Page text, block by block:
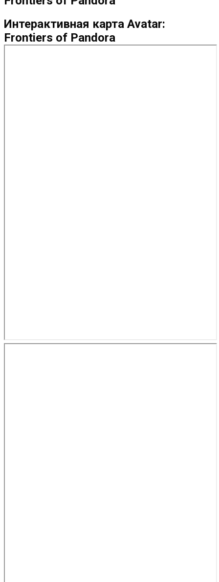
Интерактивная карта Avatar:
Frontiers of Pandora